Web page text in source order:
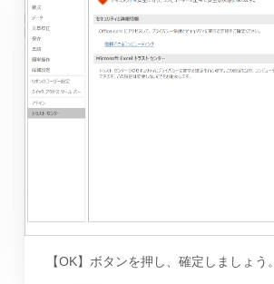
【OK】ボタンを押し、確定しましょう。